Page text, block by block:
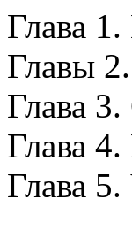
Глава
Главы
Глава
Глава
Глава